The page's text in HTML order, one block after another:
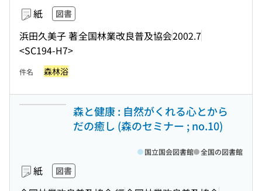
紙 図書
浜田久美子 著全国林業改良普及協会2002.7
<SC194-H7>
件名 森林浴
森と健康 : 自然がくれる心とから
だの癒し (森のセミナー ; no.10)
紙 図書
国立国会図書館 全国の図書館